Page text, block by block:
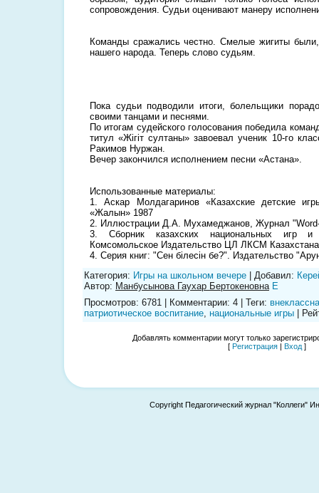
сопровождения. Судьи оценивают манеру
Команды сражались честно. Смелые жигиты
нашего народа. Теперь слово судьям.
Пока судьи подводили итоги, болельщики
своими танцами и песнями.
По итогам судейского голосования победила
титул «Жігіт султаны» завоевал ученик 10-го
Ракимов Нуржан.
Вечер закончился исполнением песни «Астана».
Использованные материалы:
1. Аскар Молдагаринов «Казахские детские
«Жалын» 1987
2. Иллюстрации Д.А. Мухамеджанов, Журнал "Word-
3. Сборник казахских национальных игр
Комсомольское Издательство ЦЛ ЛКСМ
4. Cерия книг: "Сен бiлесiн бе?". Издательство
Категория: Игры на школьном вечере Добавил:
Автор: Манбусынова Гаухар Бертокеновна E
Просмотров: 6781 Комментарии: 4 Теги:
патриотическое воспитание национальные игры
Добавлять комментарии могут только
[ Регистрация | Вход ]
Copyright Педагогический журнал "Коллеги"